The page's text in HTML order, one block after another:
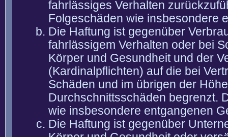
fahrlässiges Verhalten
Folgeschäden wie insbesondere
Die Haftung ist gegenüber
fahrlässigem Verhalten oder bei
Körper und Gesundheit und der
(Kardinalpflichten) auf die bei
Schäden und im übrigen der
Durchschnittsschäden begrenzt.
wie insbesondere entgangenen
Die Haftung ist gegenüber